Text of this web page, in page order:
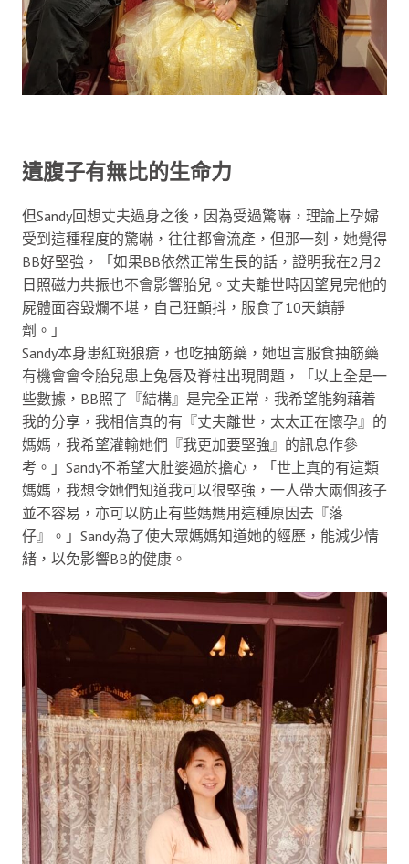
遺腹子有無比的生命力
但Sandy回想丈夫過身之後，因為受過驚嚇，理論上孕婦
受到這種程度的驚嚇，往往都會流產，但那一刻，她覺得
BB好堅強，「如果BB依然正常生長的話，證明我在2月2
日照磁力共振也不會影響胎兒。丈夫離世時因望見完他的
屍體面容毀爛不堪，自己狂顫抖，服食了10天鎮靜
劑。」
Sandy本身患紅斑狼瘡，也吃抽筋藥，她坦言服食抽筋藥
有機會會令胎兒患上兔唇及脊柱出現問題，「以上全是一
些數據，BB照了『結構』是完全正常，我希望能夠藉着
我的分享，我相信真的有『丈夫離世，太太正在懷孕』的
媽媽，我希望灌輸她們『我更加要堅強』的訊息作參
考。」Sandy不希望大肚婆過於擔心，「世上真的有這類
媽媽，我想令她們知道我可以很堅強，一人帶大兩個孩子
並不容易，亦可以防止有些媽媽用這種原因去『落
仔』。」Sandy為了使大眾媽媽知道她的經歷，能減少情
緒，以免影響BB的健康。